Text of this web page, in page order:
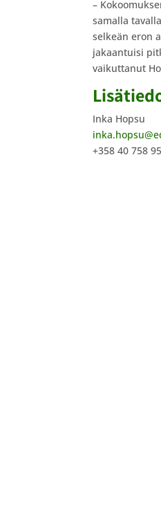
–
samalla
selkeän eron
jakaantuisi
vaikuttanut
Inka Hopsu
+358 40 758